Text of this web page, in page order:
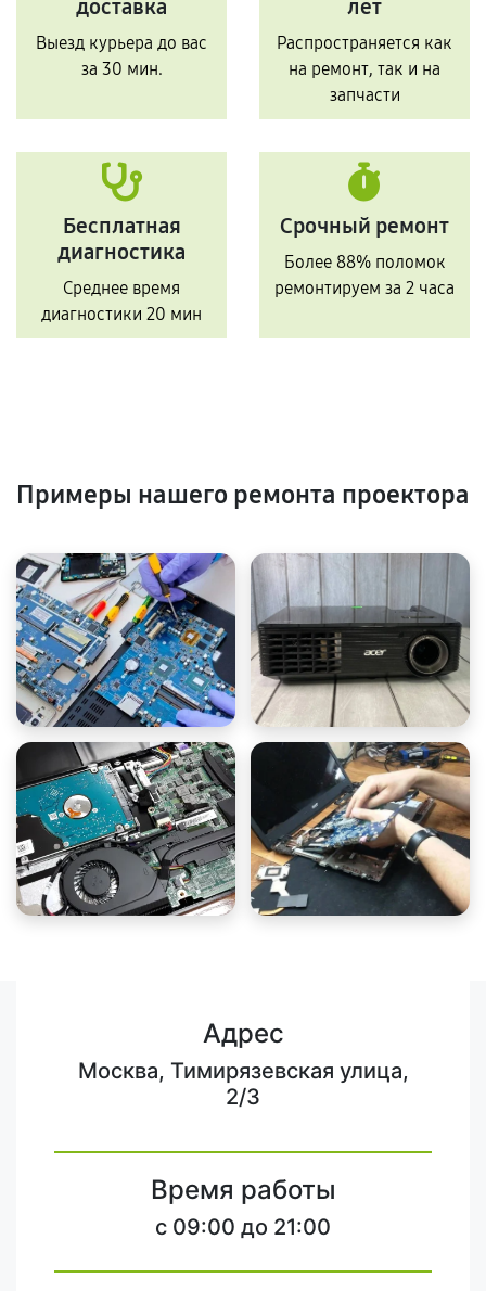
доставка
Выезд курьера до вас
за 30 мин.
лет
Распространяется как
на ремонт, так и на
запчасти
Бесплатная
диагностика
Среднее время
диагностики 20 мин
Срочный ремонт
Более 88% поломок
ремонтируем за 2 часа
Примеры нашего ремонта проектора
Адрес
Москва, Тимирязевская улица,
2/3
Время работы
c 09:00 до 21:00